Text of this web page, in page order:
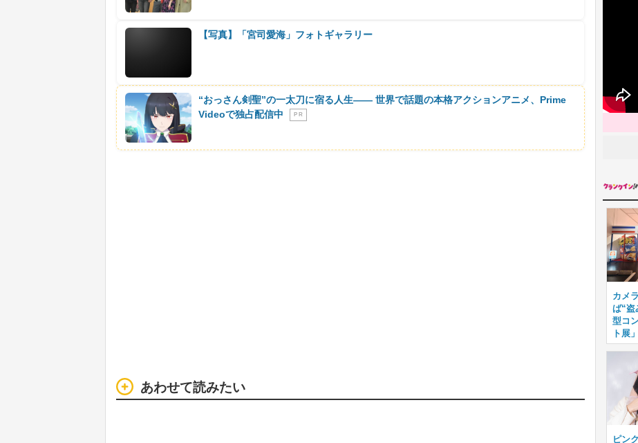
【写真】「宮司愛海」フォトギャラリー
“おっさん剣聖”の一太刀に宿る人生―― 世界で話題の本格アクションアニメ、Prime
Videoで独占配信中
P R
あわせて読みたい
カメ
ば“
型コ
ト展
ピン